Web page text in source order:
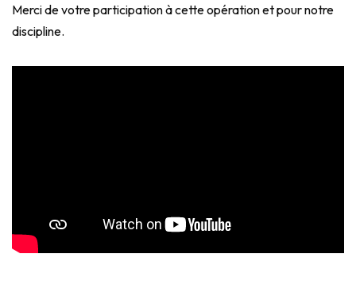
Merci de votre participation à cette opération et pour notre
discipline.